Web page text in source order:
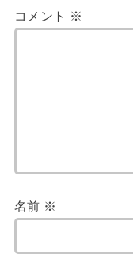
コメント ※
名前 ※